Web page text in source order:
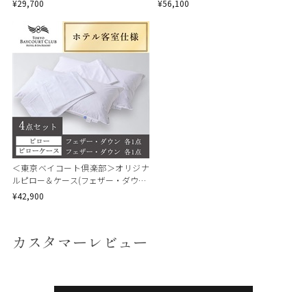
¥29,700
¥56,100
＜東京ベイコート倶楽部＞オリジナ
ルピロー＆ケース(フェザー・ダウン)
4点セット
¥42,900
カスタマーレビュー